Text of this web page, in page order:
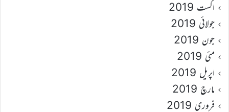
اگست 2019
جولائی 2019
جون 2019
مئی 2019
اپریل 2019
مارچ 2019
فروری 2019